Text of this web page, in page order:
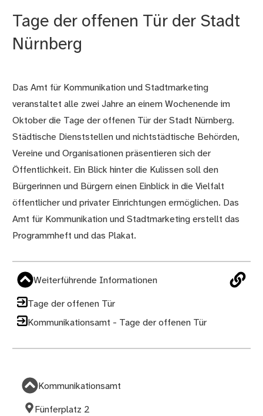
Tage der offenen Tür der Stadt
Nürnberg
Beschreibung
Das Amt für Kommunikation und Stadtmarketing
veranstaltet alle zwei Jahre an einem Wochenende im
Oktober die Tage der offenen Tür der Stadt Nürnberg.
Städtische Dienststellen und nichtstädtische Behörden,
Vereine und Organisationen präsentieren sich der
Öffentlichkeit. Ein Blick hinter die Kulissen soll den
Bürgerinnen und Bürgern einen Einblick in die Vielfalt
öffentlicher und privater Einrichtungen ermöglichen. Das
Amt für Kommunikation und Stadtmarketing erstellt das
Programmheft und das Plakat.
Weiterführende Informationen
Tage der offenen Tür
Kommunikationsamt - Tage der offenen Tür
Kommunikationsamt
Fünferplatz 2